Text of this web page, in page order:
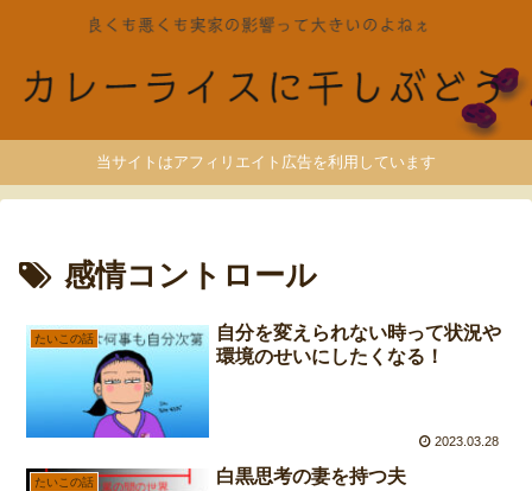
当サイトはアフィリエイト広告を利用しています
感情コントロール
たいこの話
自分を変えられない時って状況や
環境のせいにしたくなる！
2023.03.28
たいこの話 白黒思考の妻を持つ夫